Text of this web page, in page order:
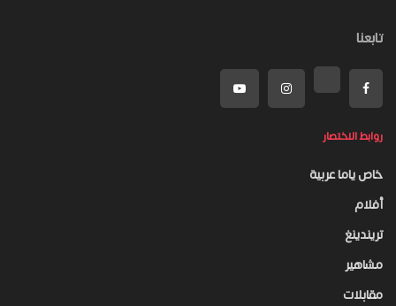
تابعنا
روابط الاختصار
خاص ياما عربية
أفلام
تريندينغ
مشاهير
مقابلات